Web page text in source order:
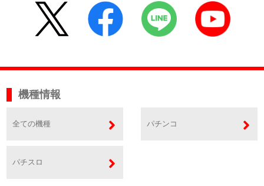
機種情報
全ての機種 パチンコ
パチスロ